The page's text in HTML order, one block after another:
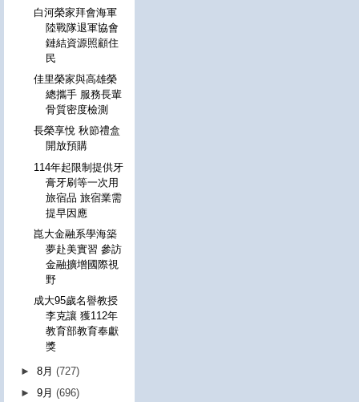
白河榮家拜會海軍
陸戰隊退軍協會
鏈結資源照顧住
民
佳里榮家與高雄榮
總攜手 服務長輩
骨質密度檢測
長榮享悅 秋節禮盒
開放預購
114年起限制提供牙
膏牙刷等一次用
旅宿品 旅宿業需
提早因應
崑大金融系學海築
夢赴美實習 參訪
金融擴增國際視
野
成大95歲名譽教授
李克讓 獲112年
教育部教育奉獻
獎
►8月(727)
►9月(696)